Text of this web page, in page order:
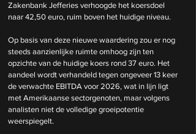
Zakenbank Jefferies verhoogde het koersdoel
naar 42,50 euro, ruim boven het huidige niveau.
Op basis van deze nieuwe waardering zou er nog
steeds aanzienlijke ruimte omhoog zijn ten
opzichte van de huidige koers rond 37 euro. Het
aandeel wordt verhandeld tegen ongeveer 13 keer
de verwachte EBITDA voor 2026, wat in lijn ligt
met Amerikaanse sectorgenoten, maar volgens
analisten niet de volledige groeipotentie
weerspiegelt.